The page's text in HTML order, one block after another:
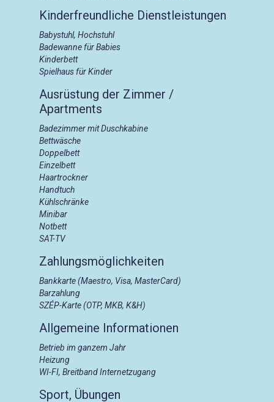
Kinderfreundliche Dienstleistungen
Babystuhl, Hochstuhl
Badewanne für Babies
Kinderbett
Spielhaus für Kinder
Ausrüstung der Zimmer /
Apartments
Badezimmer mit Duschkabine
Bettwäsche
Doppelbett
Einzelbett
Haartrockner
Handtuch
Kühlschränke
Minibar
Notbett
SAT-TV
Zahlungsmöglichkeiten
Bankkarte (Maestro, Visa, MasterCard)
Barzahlung
SZÉP-Karte (OTP, MKB, K&H)
Allgemeine Informationen
Betrieb im ganzem Jahr
Heizung
WI-FI, Breitband Internetzugang
Sport, Übungen